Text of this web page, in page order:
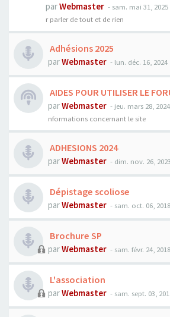
parWebmaster - sam. mai 31, 2025
r parler de tout et de rien
Adhésions 2025
parWebmaster - lun. déc. 16, 2024
AIDES POUR UTILISER LE
parWebmaster - jeu. mars 28,
nformations concernant le site
ADHESIONS 2024
parWebmaster - dim. nov. 26,
Dépistage scoliose
parWebmaster - sam. oct. 06,
Brochure SP
parWebmaster - sam. févr. 24,
L'association
parWebmaster - sam. sept. 03,